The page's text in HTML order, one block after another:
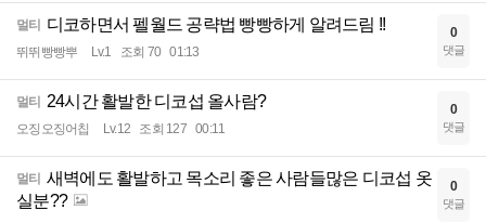
멀티 디코하면서 펠월드 공략법 빵빵하게 알려드림 !!
뛰뛰빵빵뿌 Lv.1 조회 70 01:13
0
댓글
멀티 24시간 활발한 디코섭 올사람?
오징오징어칩 Lv.12 조회 127 00:11
0
댓글
멀티 새벽에도 활발하고 목소리 좋은 사람들많은 디코섭 옷
실분??
0
댓글